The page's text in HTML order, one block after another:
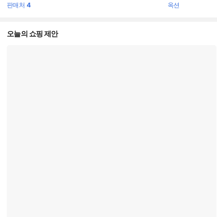
판매처 4 옥션
오늘의 쇼핑 제안